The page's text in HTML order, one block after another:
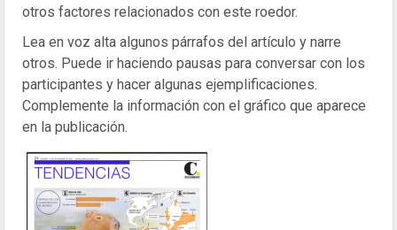
otros factores relacionados con este roedor.
Lea en voz alta algunos párrafos del artículo y narre
otros. Puede ir haciendo pausas para conversar con los
participantes y hacer algunas ejemplificaciones.
Complemente la información con el gráfico que aparece
en la publicación.